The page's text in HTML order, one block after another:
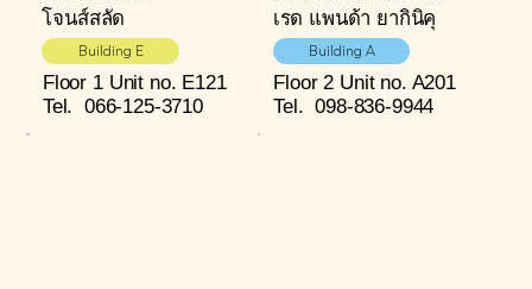
โจนส์สลัด
Building E
Floor 1 Unit no. E121
Tel. 066-125-3710
เรด แพนด้า ยากินิคุ
Building A
Floor 2 Unit no. A201
Tel. 098-836-9944